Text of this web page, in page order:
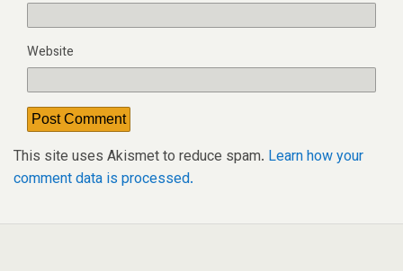
Website
This site uses Akismet to reduce spam. Learn how your
comment data is processed.